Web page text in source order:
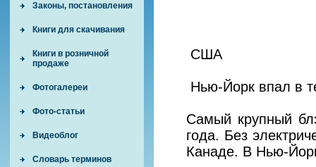
Законы, постановления
Книги для скачивания
Книги в розничной
продаже
Фотогалереи
Фото-статьи
Видеоблог
Словарь терминов
США
Нью-Йорк впал в
Самый крупный
года. Без
Канаде. В Нью-